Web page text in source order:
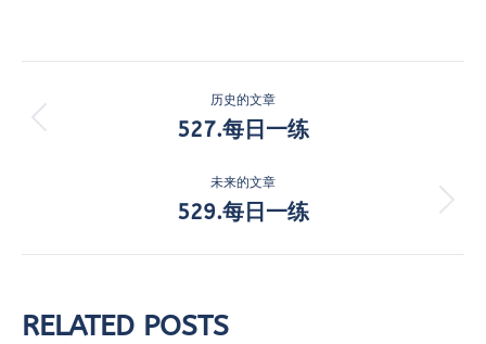
章
历史的文章
历
的
文
章：
527.每日一练
未来的文章
未
的
529.每日一练
RELATED POSTS